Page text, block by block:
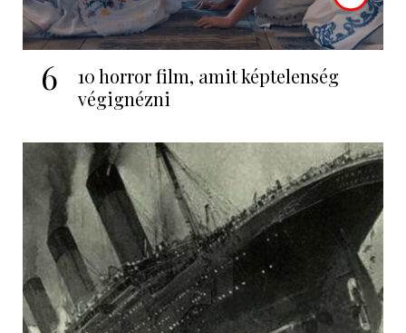
6
10 horror film, amit képtelenség
végignézni